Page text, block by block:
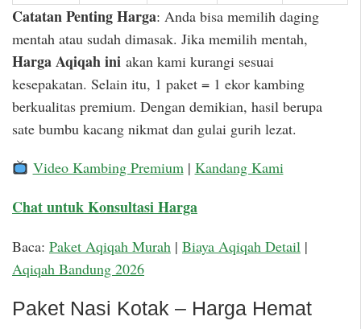
Catatan Penting Harga: Anda bisa memilih daging
mentah atau sudah dimasak. Jika memilih mentah,
Harga Aqiqah ini akan kami kurangi sesuai
kesepakatan. Selain itu, 1 paket = 1 ekor kambing
berkualitas premium. Dengan demikian, hasil berupa
sate bumbu kacang nikmat dan gulai gurih lezat.
Video Kambing Premium| Kandang Kami
Chat untuk Konsultasi Harga
Baca: Paket Aqiqah Murah | Biaya Aqiqah Detail |
Aqiqah Bandung 2026
Paket Nasi Kotak – Harga Hemat